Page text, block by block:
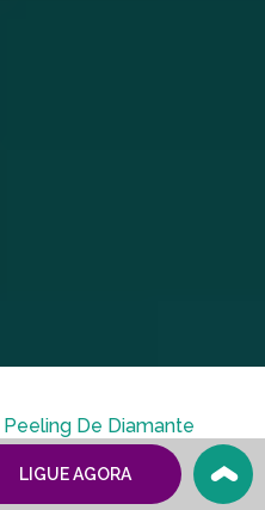
Peeling De Diamante
LIGUE AGORA